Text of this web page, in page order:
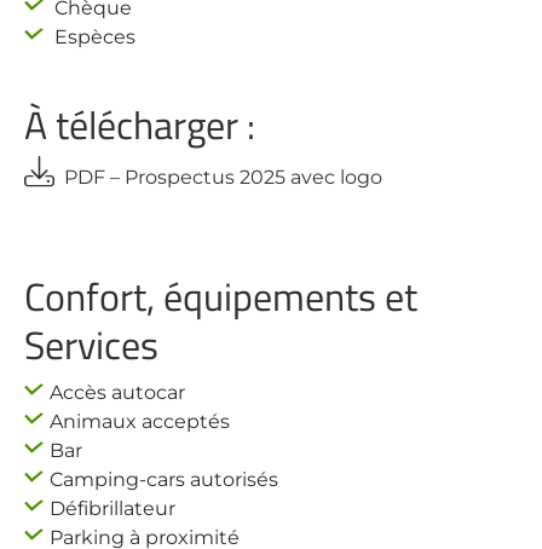
Chèque
Espèces
À télécharger :
PDF – Prospectus 2025 avec logo
Confort, équipements et
Services
Accès autocar
Animaux acceptés
Bar
Camping-cars autorisés
Défibrillateur
Parking à proximité